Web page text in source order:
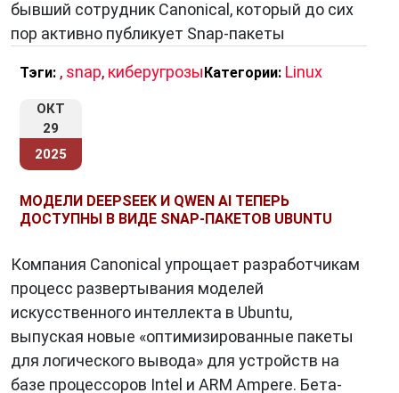
бывший сотрудник Canonical, который до сих
пор активно публикует Snap-пакеты
Тэги: , snap, киберугрозыКатегории: Linux
ОКТ
29
2025
МОДЕЛИ DEEPSEEK И QWEN AI ТЕПЕРЬ
ДОСТУПНЫ В ВИДЕ SNAP-ПАКЕТОВ UBUNTU
Компания Canonical упрощает разработчикам
процесс развертывания моделей
искусственного интеллекта в Ubuntu,
выпуская новые «оптимизированные пакеты
для логического вывода» для устройств на
базе процессоров Intel и ARM Ampere. Бета-